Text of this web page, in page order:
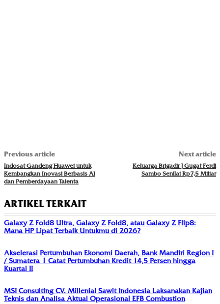
Previous article
Indosat Gandeng Huawei untuk
Kembangkan Inovasi Berbasis AI
dan Pemberdayaan Talenta
Next article
Keluarga Brigadir J Gugat Ferdi
Sambo Senilai Rp7,5 Miliar
ARTIKEL TERKAIT
Galaxy Z Fold8 Ultra, Galaxy Z Fold8, atau Galaxy Z Flip8:
Mana HP Lipat Terbaik Untukmu di 2026?
Akselerasi Pertumbuhan Ekonomi Daerah, Bank Mandiri Region I
/ Sumatera 1 Catat Pertumbuhan Kredit 14,5 Persen hingga
Kuartal II
MSI Consulting CV. Millenial Sawit Indonesia Laksanakan Kajian
Teknis dan Analisa Aktual Operasional EFB Combustion